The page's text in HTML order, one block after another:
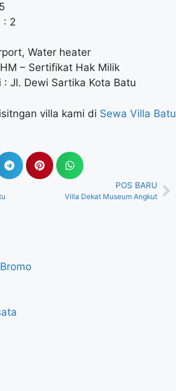
: 2
Water heater
– Sertifikat Hak Milik
: Jl. Dewi Sartika Kota Batu
villa kami di Sewa Villa Batu
POS BARU
Villa Dekat Museum Angkut